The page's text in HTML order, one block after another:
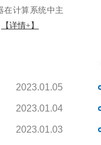
在计算系统中主
【详情+】
2023.01.05
2023.01.04
2023.01.03